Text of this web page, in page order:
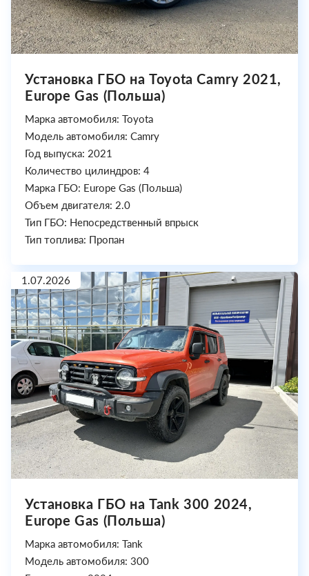
Установка ГБО на Toyota Camry 2021,
Europe Gas (Польша)
Марка автомобиля: Toyota
Модель автомобиля: Camry
Год выпуска: 2021
Количество цилиндров: 4
Марка ГБО: Europe Gas (Польша)
Объем двигателя: 2.0
Тип ГБО: Непосредственный впрыск
Тип топлива: Пропан
1.07.2026
Установка ГБО на Tank 300 2024,
Europe Gas (Польша)
Марка автомобиля: Tank
Модель автомобиля: 300